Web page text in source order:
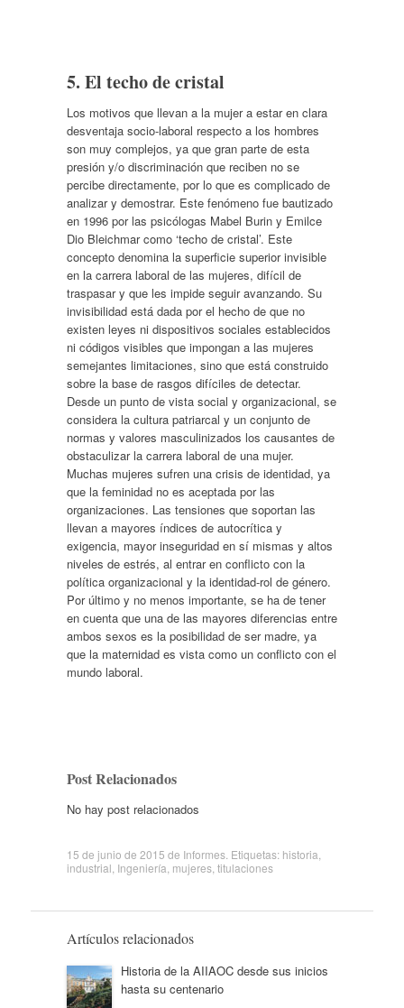
5. El techo de cristal
Los motivos que llevan a la mujer a estar en clara
desventaja socio-laboral respecto a los hombres
son muy complejos, ya que gran parte de esta
presión y/o discriminación que reciben no se
percibe directamente, por lo que es complicado de
analizar y demostrar. Este fenómeno fue bautizado
en 1996 por las psicólogas Mabel Burin y Emilce
Dio Bleichmar como ‘techo de cristal’. Este
concepto denomina la superficie superior invisible
en la carrera laboral de las mujeres, difícil de
traspasar y que les impide seguir avanzando. Su
invisibilidad está dada por el hecho de que no
existen leyes ni dispositivos sociales establecidos
ni códigos visibles que impongan a las mujeres
semejantes limitaciones, sino que está construido
sobre la base de rasgos difíciles de detectar.
Desde un punto de vista social y organizacional, se
considera la cultura patriarcal y un conjunto de
normas y valores masculinizados los causantes de
obstaculizar la carrera laboral de una mujer.
Muchas mujeres sufren una crisis de identidad, ya
que la feminidad no es aceptada por las
organizaciones. Las tensiones que soportan las
llevan a mayores índices de autocrítica y
exigencia, mayor inseguridad en sí mismas y altos
niveles de estrés, al entrar en conflicto con la
política organizacional y la identidad-rol de género.
Por último y no menos importante, se ha de tener
en cuenta que una de las mayores diferencias entre
ambos sexos es la posibilidad de ser madre, ya
que la maternidad es vista como un conflicto con el
mundo laboral.
Post Relacionados
No hay post relacionados
15 de junio de 2015 de Informes. Etiquetas: historia
industrial Ingeniería mujeres, titulaciones
Artículos relacionados
Historia de la AIIAOC desde sus inicios
hasta su centenario